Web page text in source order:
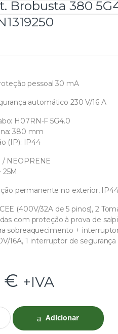
Brobusta 380
pessoal 30 mA
automático 230 V/16 A
H07RN-F 5G4.0
380 mm
(IP): IP44
/ NEOPRENE
25M
permanente no exterior,
(400V/32A de 5 pinos), 2
com proteção à prova de
sobreaquecimento +
16A, 1 interruptor de segurança
€ +IVA
Adicionar